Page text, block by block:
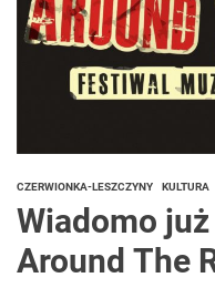
CZERWIONKA-LESZCZYNY KULTURA
Wiadomo
Around The